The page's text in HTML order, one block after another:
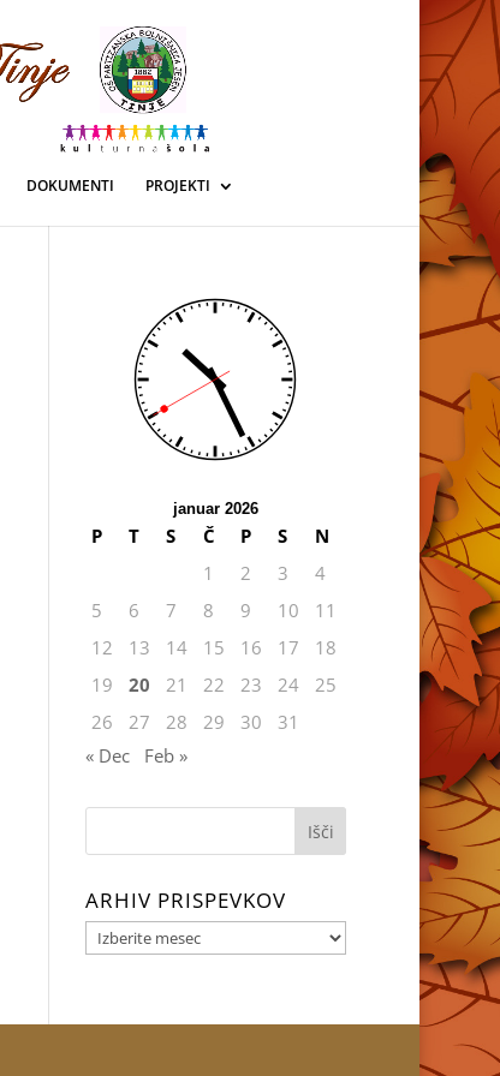
DOKUMENTI PROJEKTI
januar 2026
P T S Č P S
N
1
2 3
4
5
6 7 8 9 10
11
12
13 14 15 16 17
18
19
20 21 22 23 24
25
26
27 28 29 30
31
« Dec
Feb »
Išči:
ARHIV PRISPEVKOV
ARHIV